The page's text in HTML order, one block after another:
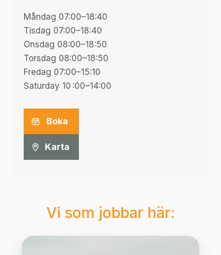
Måndag 07:00–18:40
Tisdag 07:00–18:40
Onsdag 08:00–18:50
Torsdag 08:00–18:50
Fredag 07:00–15:10
Saturday 10 :00–14:00
Boka
Karta
Vi som jobbar här: